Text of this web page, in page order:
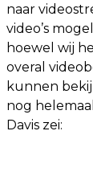
naar
video’s
hoewel wij
overal
kunnen
nog
Davis zei: